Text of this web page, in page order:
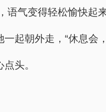
语气变得轻松愉快起
一起朝外走，“休息会
头。